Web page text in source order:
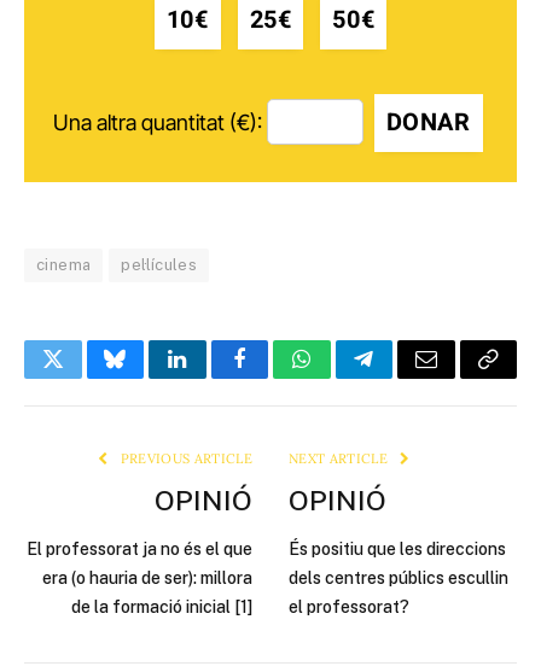
10€ 25€ 50€
Una altra quantitat (€): DONAR
cinema pel·lícules
TwitterBlueskyLinkedInFacebookWhatsAppTelegramEmail Copy
PREVIOUS ARTICLE
OPINIÓ
El professorat ja no és el que
era (o hauria de ser): millora
de la formació inicial [1]
NEXT ARTICLE
OPINIÓ
És positiu que les direccions
dels centres públics escullin
el professorat?